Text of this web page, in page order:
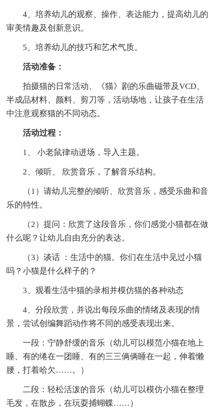
4、培养幼儿的观察、操作、表达能力，提高幼儿的
审美情趣及创新意识。
5、培养幼儿的技巧和艺术气质。
活动准备：
拍摄猫的日常活动、《猫》剧的乐曲磁带及VCD、
半成品材料、颜料、剪刀等，活动场地，让孩子在生活
中注意观察猫的不同动态。
活动过程：
1、 小老鼠律动进场，导入主题。
2、倾听、 欣赏音乐，了解音乐结构。
（1）请幼儿完整的倾听、欣赏音乐，感受乐曲和音
乐的特性。
（2）提问：欣赏了这段音乐，你们感觉小猫都在做
什么呢？让幼儿自由充分的表达。
（3）谈话 ：生活中的猫。你们在生活中见过小猫
吗？小猫是什么样子的？
3、观看生活中猫的录相并模仿猫的各种动态
4、分段欣赏，并说出每段乐曲的情绪及表现的情
景，尝试创编舞蹈动作将不同的感受表现出来。
一段：宁静舒缓的音乐（幼儿可以模范小猫在地上
睡、有的绻在一团睡、有的三三俩俩睡在一起，伸着懒
腰，打着哈欠……。）
二段：轻松活泼的音乐（幼儿可以模仿小猫在整理
毛发，在散步，在玩耍捕蝴蝶……）